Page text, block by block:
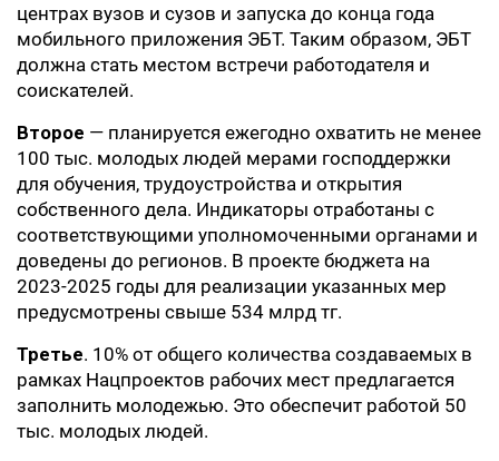
центрах вузов и сузов и запуска до конца года
мобильного приложения ЭБТ. Таким образом, ЭБТ
должна стать местом встречи работодателя и
соискателей.
Второе — планируется ежегодно охватить не менее
100 тыс. молодых людей мерами господдержки
для обучения, трудоустройства и открытия
собственного дела. Индикаторы отработаны с
соответствующими уполномоченными органами и
доведены до регионов. В проекте бюджета на
2023-2025 годы для реализации указанных мер
предусмотрены свыше 534 млрд тг.
Третье. 10% от общего количества создаваемых в
рамках Нацпроектов рабочих мест предлагается
заполнить молодежью. Это обеспечит работой 50
тыс. молодых людей.